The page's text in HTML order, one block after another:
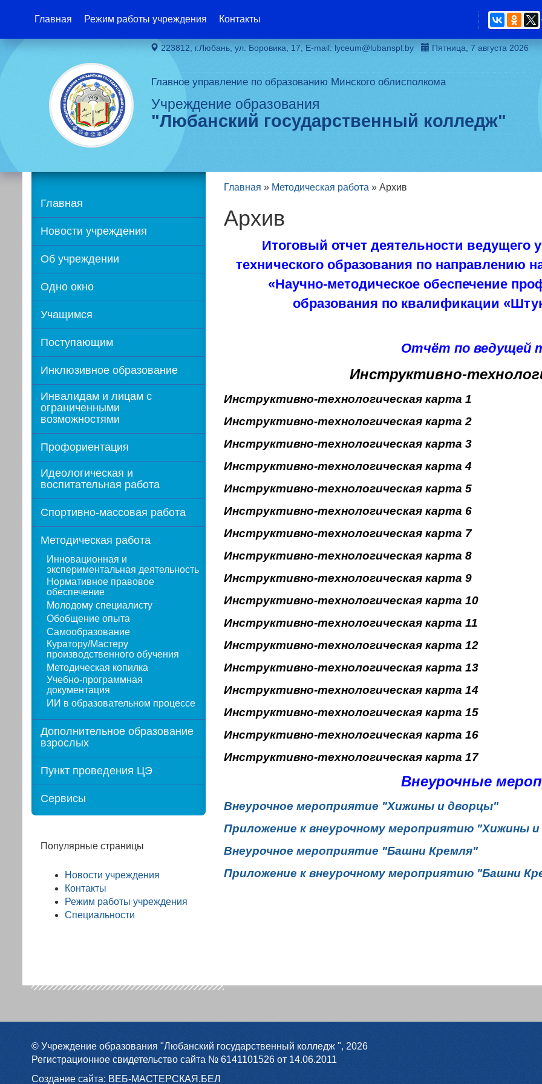
Главная Режим работы учреждения Контакты
223812, г.Любань, ул. Боровика, 17, Е-mail: lyceum@lubanspl.by Пятница, 7 августа 2026
Главное управление по образованию Минского облисполкома
Учреждение образования
"Любанский государственный колледж"
Главная » Методическая работа » Архив
Архив
Итоговый отчет деятельности ведущего
технического образования по направлению
«Научно-методическое обеспечение
образования по квалификации
Отчёт по ведущей
Инструктивно-
Инструктивно-технологическая карта 1
Инструктивно-технологическая карта 2
Инструктивно-технологическая карта 3
Инструктивно-технологическая карта 4
Инструктивно-технологическая карта 5
Инструктивно-технологическая карта 6
Инструктивно-технологическая карта 7
Инструктивно-технологическая карта 8
Инструктивно-технологическая карта 9
Инструктивно-технологическая карта 10
Инструктивно-технологическая карта 11
Инструктивно-технологическая карта 12
Инструктивно-технологическая карта 13
Инструктивно-технологическая карта 14
Инструктивно-технологическая карта 15
Инструктивно-технологическая карта 16
Инструктивно-технологическая карта 17
Внеурочные
Внеурочное мероприятие "Хижины и дворцы"
Приложение к внеурочному мероприятию "Хижины
Внеурочное мероприятие "Башни Кремля"
Приложение к внеурочному мероприятию "Башни
Главная
Новости учреждения
Об учреждении
Одно окно
Учащимся
Поступающим
Инклюзивное образование
Инвалидам и лицам с
ограниченными
возможностями
Профориентация
Идеологическая и
воспитательная работа
Спортивно-массовая работа
Методическая работа
Инновационная и
экспериментальная деятельность
Нормативное правовое
обеспечение
Молодому специалисту
Обобщение опыта
Самообразование
Куратору/Мастеру
производственного обучения
Методическая копилка
Учебно-программная
документация
ИИ в образовательном процессе
Дополнительное образование
взрослых
Пункт проведения ЦЭ
Сервисы
Популярные страницы
Новости учреждения
Контакты
Режим работы учреждения
Специальности
© Учреждение образования "Любанский государственный колледж ", 2026
Регистрационное свидетельство сайта № 6141101526 от 14.06.2011
Создание сайта: ВЕБ-МАСТЕРСКАЯ.БЕЛ